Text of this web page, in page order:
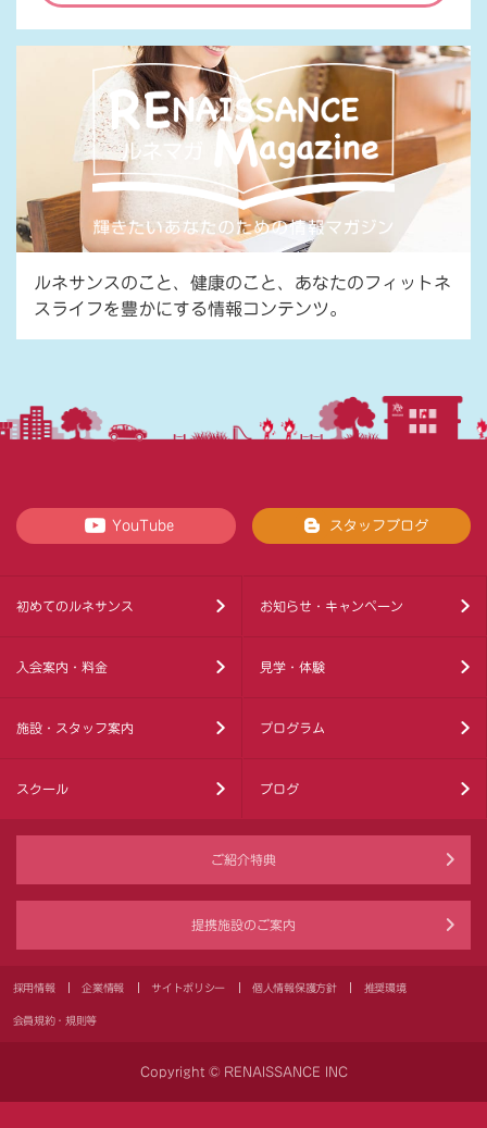
ルネサンスのこと、健康のこと、あなたのフィットネ
スライフを豊かにする情報コンテンツ。
YouTube スタッフブログ
初めてのルネサンス お知らせ・キャンペーン
入会案内・料金 見学・体験
施設・スタッフ案内 プログラム
スクール ブログ
ご紹介特典
提携施設のご案内
採用情報 企業情報 サイトポリシー 個人情報保護方針 推奨環境
会員規約・規則等
Copyright © RENAISSANCE INC